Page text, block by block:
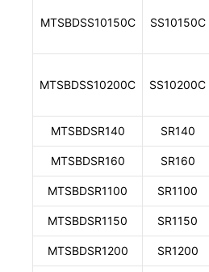
MTSBDSS10150C SS10150C
MTSBDSS10200C SS10200C
MTSBDSR140 SR140
MTSBDSR160 SR160
MTSBDSR1100 SR1100
MTSBDSR1150 SR1150
MTSBDSR1200 SR1200